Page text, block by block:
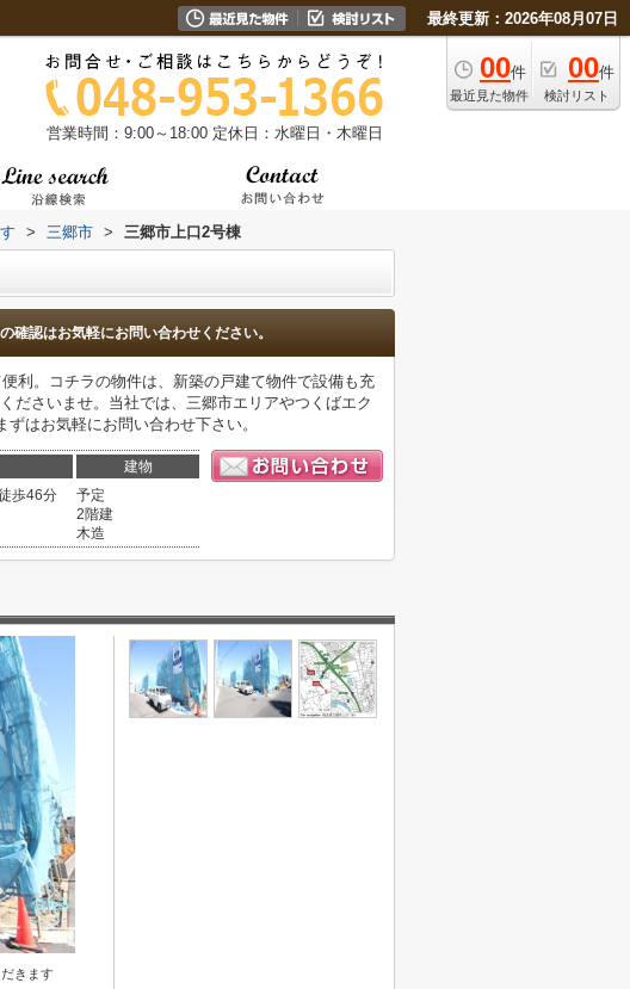
最終更新：2026年08月07日
00件
最近見た物件
00件
検討リスト
営業時間：9:00～18:00 定休日：水曜日・木曜日
> 三郷市 > 三郷市上口2号棟
確認はお気軽にお問い合わせください。
利。コチラの物件は、新築の戸建て物件で設備も充
ださいませ。当社では、三郷市エリアやつくばエク
はお気軽にお問い合わせ下さい。
建物
歩46分
予定
2階建
木造
きます